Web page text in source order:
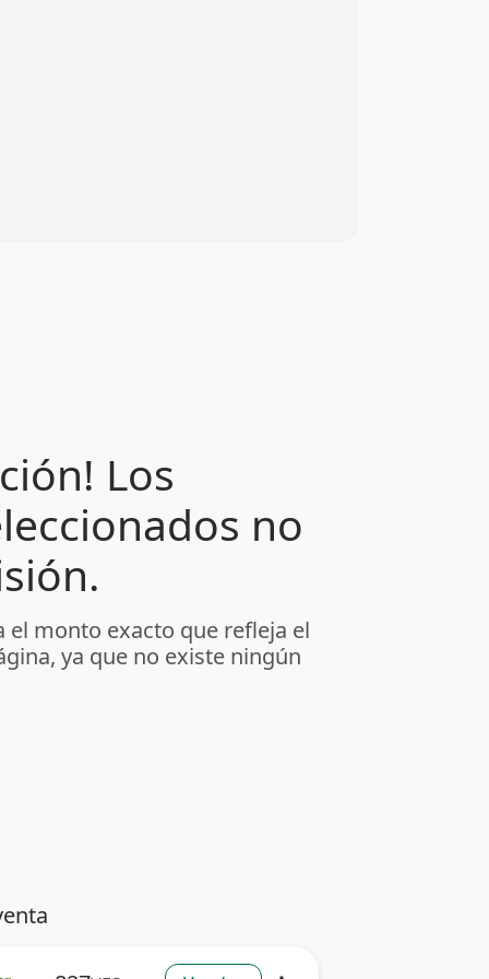
Los
no
el monto exacto que refleja el
ya que no existe ningún